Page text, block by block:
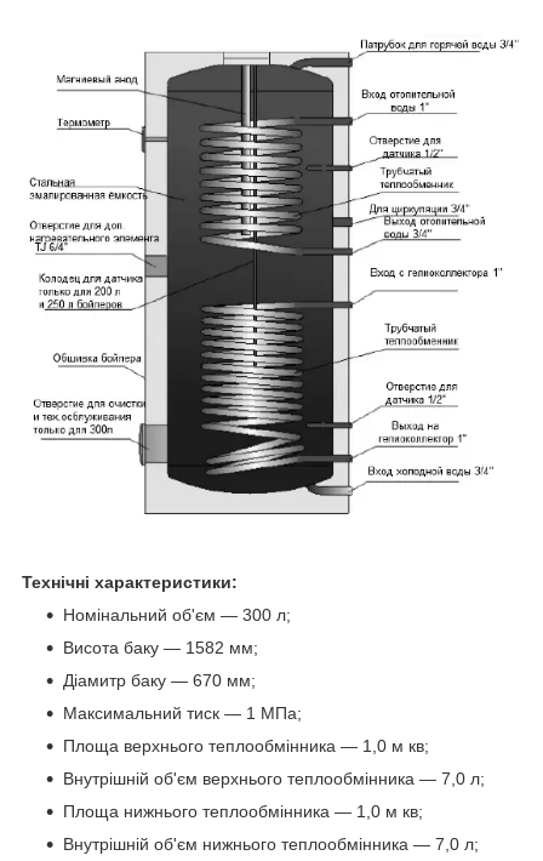
Технічні характеристики:
Номінальний об'єм ― 300 л;
Висота баку ― 1582 мм;
Діамитр баку ― 670 мм;
Максимальний тиск ― 1 МПа;
Площа верхнього теплообмінника ― 1,0 м кв;
Внутрішній об'єм верхнього теплообмінника ― 7,0 л;
Площа нижнього теплообмінника ― 1,0 м кв;
Внутрішній об'єм нижнього теплообмінника ― 7,0 л;